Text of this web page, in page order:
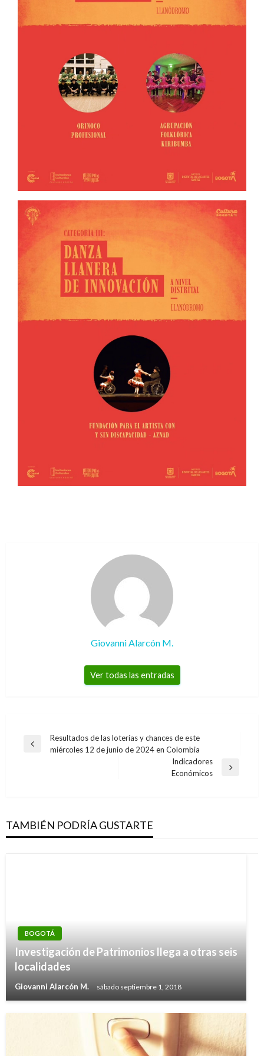
Giovanni Alarcón M.
Ver todas las entradas
Navegación
Entrada
Resultados de las loterías y chances de este
miércoles 12 de junio de 2024 en Colombia
Indicadores
Económicos
TAMBIÉN PODRÍA GUSTARTE
BOGOTÁ
Investigación de Patrimonios llega a otras seis
localidades
Giovanni Alarcón M. sábado septiembre 1, 2018